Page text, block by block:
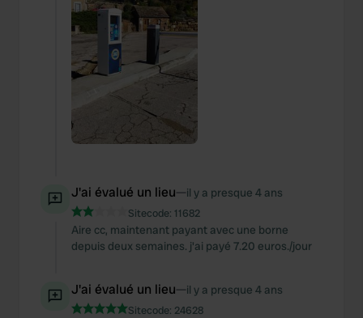
J'ai évalué un lieu—il y a presque 4 ans
Sitecode: 11682
Aire cc, maintenant payant avec une borne
depuis deux semaines. j'ai payé 7.20 euros./jour
J'ai évalué un lieu—il y a presque 4 ans
Sitecode: 24628